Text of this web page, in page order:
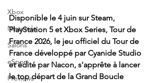
Xbox
Nintendo
Salons
eSport
Previews
Disponible le 4 juin sur Steam,
PlayStation 5 et Xbox Series, Tour de
France 2026, le jeu officiel du Tour de
France développé par Cyanide Studio
et édité par Nacon, s'apprête à lancer
le top départ de la Grand Boucle